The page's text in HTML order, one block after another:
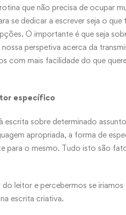
que não precisa de ocupar
se dedicar a escrever seja o
O importante é que seja
perspetiva acerca da
com mais facilidade do que
específico
escrita sobre determinado
apropriada, a forma de
para o mesmo. Tudo isto são
leitor e percebermos se
escrita criativa.